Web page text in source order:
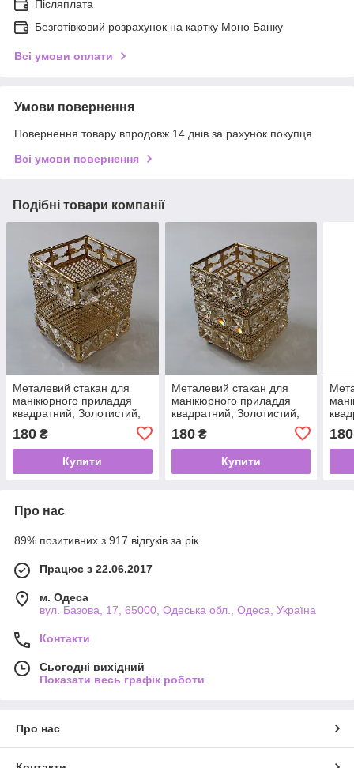
Післяплата
Безготівковий розрахунок на картку Моно Банку
Всі умови оплати
Умови повернення
Повернення товару впродовж 14 днів за рахунок покупця
Всі умови повернення
Подібні товари компанії
Металевий стакан для
манікюрного приладдя
квадратний, Золотистий,
180 ₴
Купити
Металевий стакан для
манікюрного приладдя
квадратний, Золотистий,
180₴
Купити
180
Про нас
89% позитивних з 917 відгуків за рік
Працює з 22.06.2017
м. Одеса
вул. Базова, 17, 65000, Одеська обл., Одеса, Україна
Контакти
Сьогодні вихідний
Показати весь графік роботи
Про нас